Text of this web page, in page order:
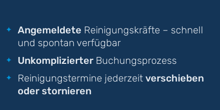
Angemeldete Reinigungskräfte – schnell
und spontan verfügbar
Unkomplizierter Buchungsprozess
Reinigungstermine jederzeit verschieben
oder stornieren